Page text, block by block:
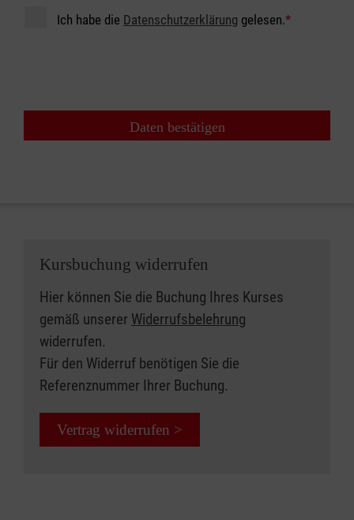
Ich habe die Datenschutzerklärung gelesen.*
Daten bestätigen
Kursbuchung widerrufen
Hier können Sie die Buchung Ihres Kurses
gemäß unserer Widerrufsbelehrung
widerrufen.
Für den Widerruf benötigen Sie die
Referenznummer Ihrer Buchung.
Vertrag widerrufen >